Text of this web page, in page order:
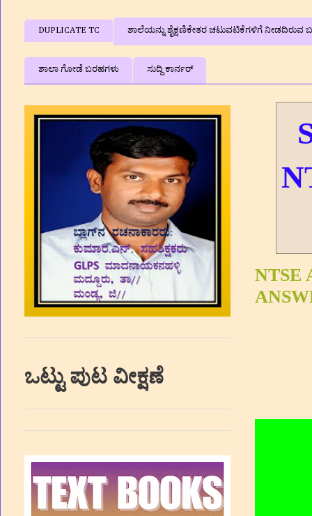
DUPLICATE TC ಶಾಲೆಯನ್ನು ಶೈಕ್ಷಣಿಕೇತರ ಚಟುವಟಿಕೆಗಳಿಗೆ ನೀಡದಿರುವ
ಶಾಲಾ ಗೋಡೆ ಬರಹಗಳು ಸುದ್ದಿ ಕಾರ್ನರ್
NTSE
ಒಟ್ಟು ಪುಟ ವೀಕ್ಷಣೆ